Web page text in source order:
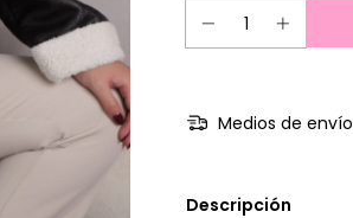
Medios de envío
Descripción